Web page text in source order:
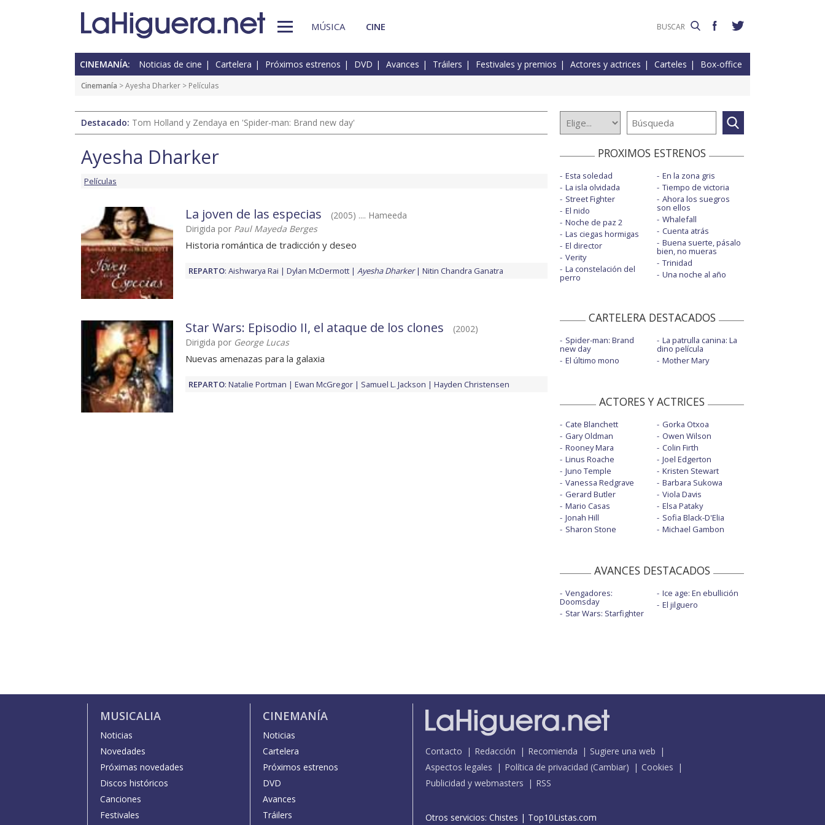
MÚSICA CINE
CINEMANÍA: Noticias de cine Cartelera Próximos estrenos DVD Avances Tráilers Festivales y premios Actores y actrices Carteles Box-office
Cinemanía >Ayesha Dharker > Películas
Destacado: Tom Holland y Zendaya en 'Spider-man: Brand new day'
Ayesha Dharker
Películas
La joven de las especias
(2005) .... Hameeda
Dirigida por Paul Mayeda Berges
Historia romántica de tradicción y deseo
REPARTO: Aishwarya Rai Dylan McDermott Ayesha Dharker Nitin Chandra Ganatra
Star Wars: Episodio II, el ataque de los clones
(2002)
Dirigida por George Lucas
Nuevas amenazas para la galaxia
REPARTO: Natalie Portman Ewan McGregor Samuel L. Jackson Hayden Christensen
PROXIMOS ESTRENOS
Esta soledad
La isla olvidada
Street Fighter
El nido
Noche de paz 2
Las ciegas hormigas
El director
Verity
La constelación del
perro
En la zona gris
Tiempo de victoria
Ahora los suegros
son ellos
Whalefall
Cuenta atrás
Buena suerte, pásalo
bien, no mueras
Trinidad
Una noche al año
CARTELERA DESTACADOS
Spider-man: Brand
new day
El último mono
La patrulla canina: La
dino película
Mother Mary
ACTORES Y ACTRICES
Cate Blanchett
Gary Oldman
Rooney Mara
Linus Roache
Juno Temple
Vanessa Redgrave
Gerard Butler
Mario Casas
Jonah Hill
Sharon Stone
Gorka Otxoa
Owen Wilson
Colin Firth
Joel Edgerton
Kristen Stewart
Barbara Sukowa
Viola Davis
Elsa Pataky
Sofia Black-D'Elia
Michael Gambon
AVANCES DESTACADOS
Vengadores:
Doomsday
Star Wars: Starfighter
Ice age: En ebullición
El jilguero
MUSICALIA
Noticias
Novedades
Próximas novedades
Discos históricos
Canciones
Festivales
CINEMANÍA
Noticias
Cartelera
Próximos estrenos
DVD
Avances
Tráilers
Contacto Redacción Recomienda
Sugiere una web
Aspectos legales
Política de privacidad (Cambiar)
Cookies
Publicidad y webmasters
RSS
Otros servicios: Chistes | Top10Listas.com